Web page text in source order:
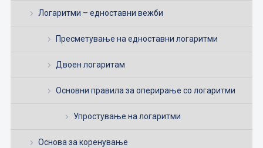
Логаритми – едноставни вежби
Пресметување на едноставни логаритми
Двоен логаритам
Основни правила за оперирање со логаритми
Упростување на логаритми
Основа за коренување